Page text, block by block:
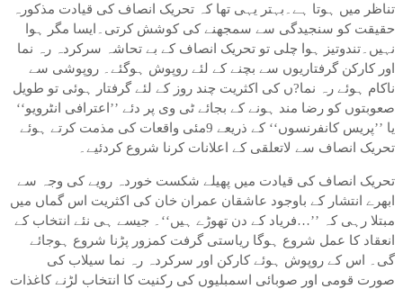
تناظر میں ہوتا ہے۔بہتر یہی تھا کہ تحریک انصاف کی قیادت مذکورہ
حقیقت کو سنجیدگی سے سمجھنے کی کوشش کرتی۔ایسا مگر ہوا
نہیں۔تندوتیز ہوا چلی تو تحریک انصاف کے بے تحاشہ سرکردہ رہ نما
اور کارکن گرفتاریوں سے بچنے کے لئے روپوش ہوگئے۔ روپوشی سے
ناکام ہوئے رہ نما?ں کی اکثریت چند روز کے لئے گرفتار ہوئی تو طویل
صعوبتوں کو رضا مند ہونے کے بجائے ٹی وی پر دئے ’’اعترافی انٹرویو‘‘
یا ’’پریس کانفرنسوں‘‘ کے ذریعے 9مئی واقعات کی مذمت کرتے ہوئے
تحریک انصاف سے لاتعلقی کے اعلانات کرنا شروع کردئیے۔
تحریک انصاف کی قیادت میں پھیلے شکست خوردہ رویے کی وجہ سے
ابھرے انتشار کے باوجود عاشقان عمران خان کی اکثریت اس گماں میں
مبتلا رہی کہ ’’…فریاد کے دن تھوڑے ہیں‘‘۔ جیسے ہی نئے انتخاب کے
انعقاد کا عمل شروع ہوگا ریاستی گرفت کمزور پڑنا شروع ہوجائے
گی۔ اس کے روپوش ہوئے کارکن اور سرکردہ رہ نما سیلاب کی
صورت قومی اور صوبائی اسمبلیوں کی رکنیت کا انتخاب لڑنے کاغذات